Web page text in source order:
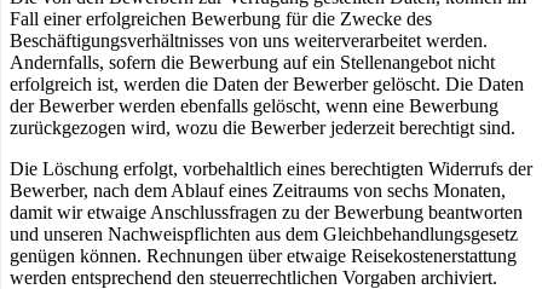
Fall einer erfolgreichen Bewerbung für die Zwecke des
Beschäftigungsverhältnisses von uns weiterverarbeitet werden.
Andernfalls, sofern die Bewerbung auf ein Stellenangebot nicht
erfolgreich ist, werden die Daten der Bewerber gelöscht. Die Daten
der Bewerber werden ebenfalls gelöscht, wenn eine Bewerbung
zurückgezogen wird, wozu die Bewerber jederzeit berechtigt sind.
Die Löschung erfolgt, vorbehaltlich eines berechtigten Widerrufs der
Bewerber, nach dem Ablauf eines Zeitraums von sechs Monaten,
damit wir etwaige Anschlussfragen zu der Bewerbung beantworten
und unseren Nachweispflichten aus dem Gleichbehandlungsgesetz
genügen können. Rechnungen über etwaige Reisekostenerstattung
werden entsprechend den steuerrechtlichen Vorgaben archiviert.